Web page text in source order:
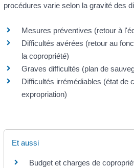
procédures varie selon la gravité des
Mesures préventives (retour à
Difficultés avérées (retour au
la copropriété)
Graves difficultés (plan de
Difficultés irrémédiables (état de
expropriation)
Et aussi
Budget et charges de